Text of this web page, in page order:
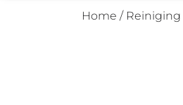
Home / Reiniging